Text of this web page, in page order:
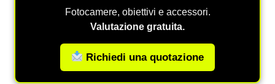
Fotocamere, obiettivi e accessori.
Valutazione gratuita.
Richiedi una quotazione